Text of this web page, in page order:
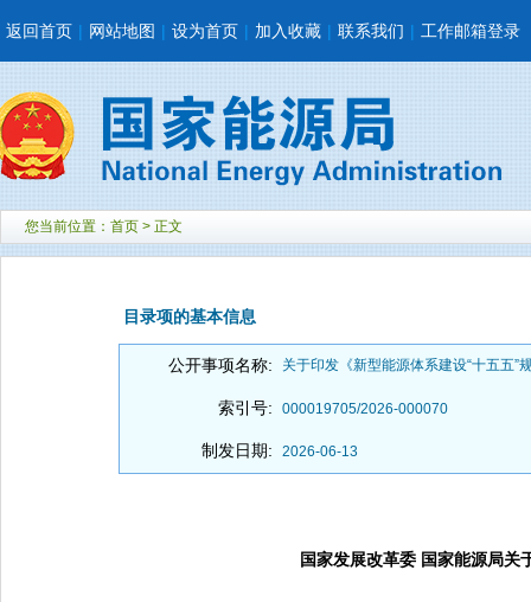
返回首页 | 网站地图 | 设为首页 | 加入收藏 | 联系我们 | 工作邮箱登录
您当前位置： 首页 > 正文
目录项的基本信息
公开事项名称: 关于印发《新型能源体系建设“十五五
索引号: 000019705/2026-000070
制发日期: 2026-06-13
国家发展改革委 国家能源局关